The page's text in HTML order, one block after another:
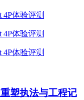
塑执法与工程记